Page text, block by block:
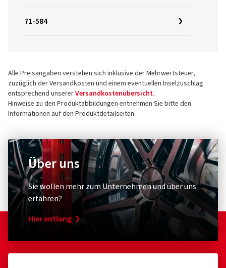
71-584
Alle Preisangaben verstehen sich inklusive der Mehrwertsteuer,
zuzüglich der Versandkosten und einem eventuellen Inselzuschlag
entsprechend unsererVersandkostenübersicht.
Hinweise zu den Produktabbildungen entnehmen Sie bitte den
Informationen auf den Produktdetailseiten.
Über uns
Sie wollen mehr zum Unternehmen und über uns
erfahren?
Hier entlang